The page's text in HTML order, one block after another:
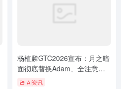
杨植麟GTC2026宣布：月之暗
面彻底替换Adam、全注意力
与残差连接，并全部开源
AI资讯